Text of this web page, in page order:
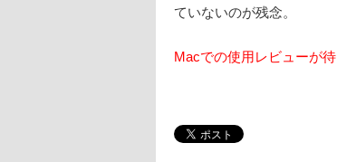
ていないのが残念。
Macでの使用レビューが待